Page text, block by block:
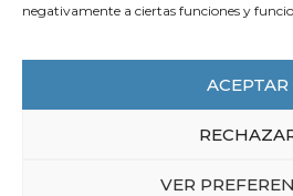
negativamente a ciertas funciones y
ACEPTAR
VER
También le puede